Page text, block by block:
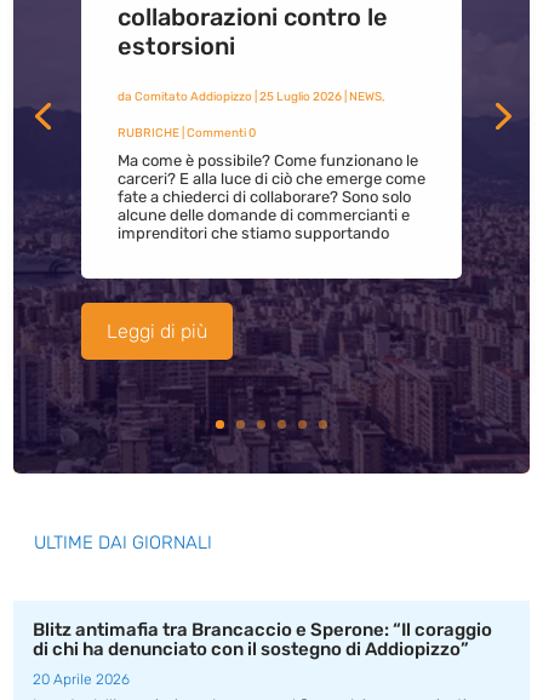
collaborazioni contro le
estorsioni
da Comitato Addiopizzo| 25 Luglio 2026| NEWS,
RUBRICHE| Commenti 0
Ma come è possibile? Come funzionano le
carceri? E alla luce di ciò che emerge come
fate a chiederci di collaborare? Sono solo
alcune delle domande di commercianti e
imprenditori che stiamo supportando
Leggi di più
ULTIME DAI GIORNALI
Blitz antimafia tra Brancaccio e Sperone: “Il coraggio
di chi ha denunciato con il sostegno di Addiopizzo”
20 Aprile 2026